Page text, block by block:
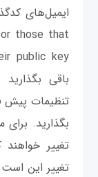
ایمیل‌های
those that
تنظیمات پيش
بگذارید.
تغییر این